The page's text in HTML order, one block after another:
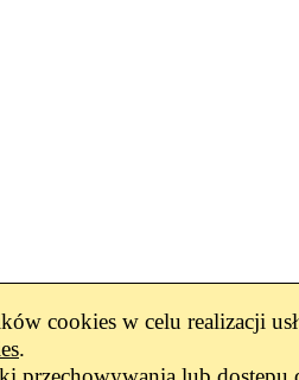
cookies w celu realizacji
.